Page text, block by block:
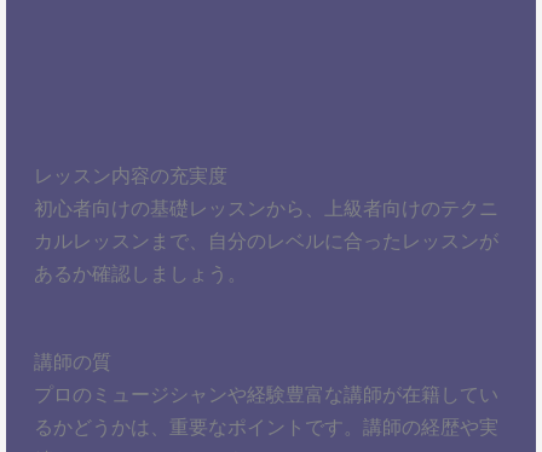
レッスン内容の充実度
初心者向けの基礎レッスンから、上級者向けのテクニ
カルレッスンまで、自分のレベルに合ったレッスンが
あるか確認しましょう。
講師の質
プロのミュージシャンや経験豊富な講師が在籍してい
るかどうかは、重要なポイントです。講師の経歴や実